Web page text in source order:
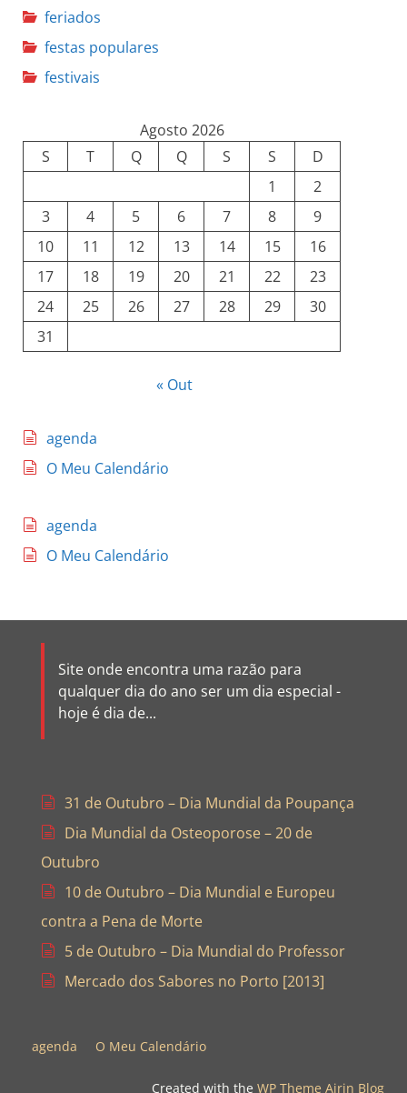
feriados
festas populares
festivais
Agosto 2026
S
T Q Q S S
D
1
2
3
4 5 6 7 8
9
10
11 12 13 14 15
16
17
18 19 20 21 22
23
24
25 26 27 28 29
30
31
« Out
agenda
O Meu Calendário
agenda
O Meu Calendário
Site onde encontra uma razão para
qualquer dia do ano ser um dia especial -
hoje é dia de...
31 de Outubro – Dia Mundial da Poupança
Dia Mundial da Osteoporose – 20 de
Outubro
10 de Outubro – Dia Mundial e Europeu
contra a Pena de Morte
5 de Outubro – Dia Mundial do Professor
Mercado dos Sabores no Porto [2013]
agenda O Meu Calendário
Created with the WP Theme Airin Blog